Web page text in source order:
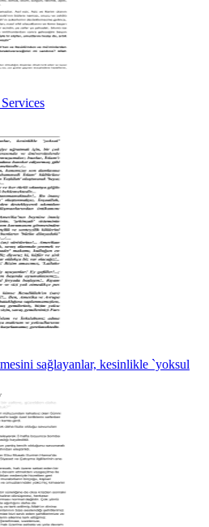
sağlayanlar, kesinlikle `yoksul